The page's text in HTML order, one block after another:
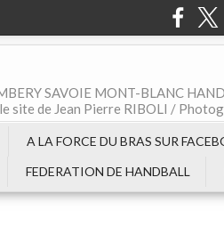
SAVOIE MONT-BLANC
site de Jean Pierre RIBOLI /
A LA FORCE DU BRAS SUR
FEDERATION DE HANDBALL